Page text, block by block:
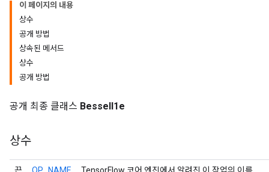
이 페이지의 내용
상수
공개 방법
상속된 메서드
상수
공개 방법
공개 최종 클래스 BesselI1e
상수